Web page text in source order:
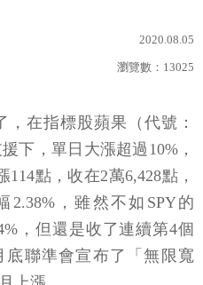
2020.08.05
瀏覽數： 13025
在指標股蘋果（代號：
下，單日大漲超過10%，
點，收在2萬6,428點，
2.38%，雖然不如SPY的
，但還是收了連續第4個
底聯準會宣布了「無限寬